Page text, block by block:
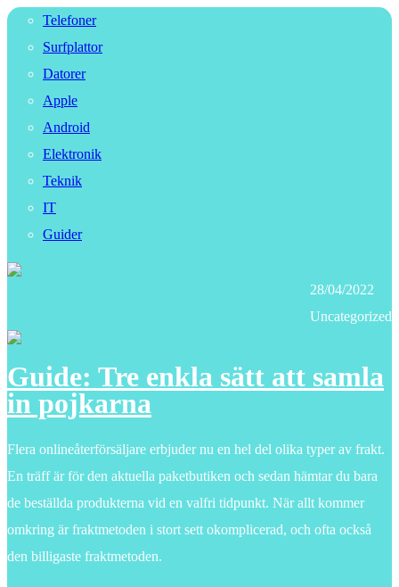
Telefoner
Surfplattor
Datorer
Apple
Android
Elektronik
Teknik
IT
Guider
28/04/2022
Uncategorized
Guide: Tre enkla sätt att samla
in pojkarna
Flera onlineåterförsäljare erbjuder nu en hel del olika typer av frakt.
En träff är för den aktuella paketbutiken och sedan hämtar du bara
de beställda produkterna vid en valfri tidpunkt. När allt kommer
omkring är fraktmetoden i stort sett okomplicerad, och ofta också
den billigaste fraktmetoden.